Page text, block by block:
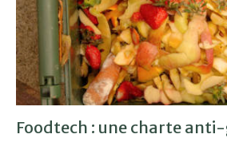
Foodtech : une charte